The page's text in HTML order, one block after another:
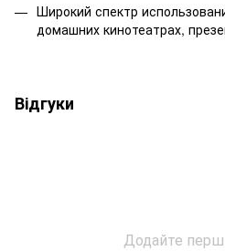
Широкий спектр
домашних кинотеатрах,
Відгуки
Додайте